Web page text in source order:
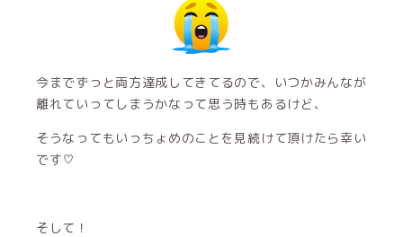
今までずっと両方達成してきてるので、いつかみんなが
離れていってしまうかなって思う時もあるけど、
そうなってもいっちょめのことを見続けて頂けたら幸い
です♡
そして！